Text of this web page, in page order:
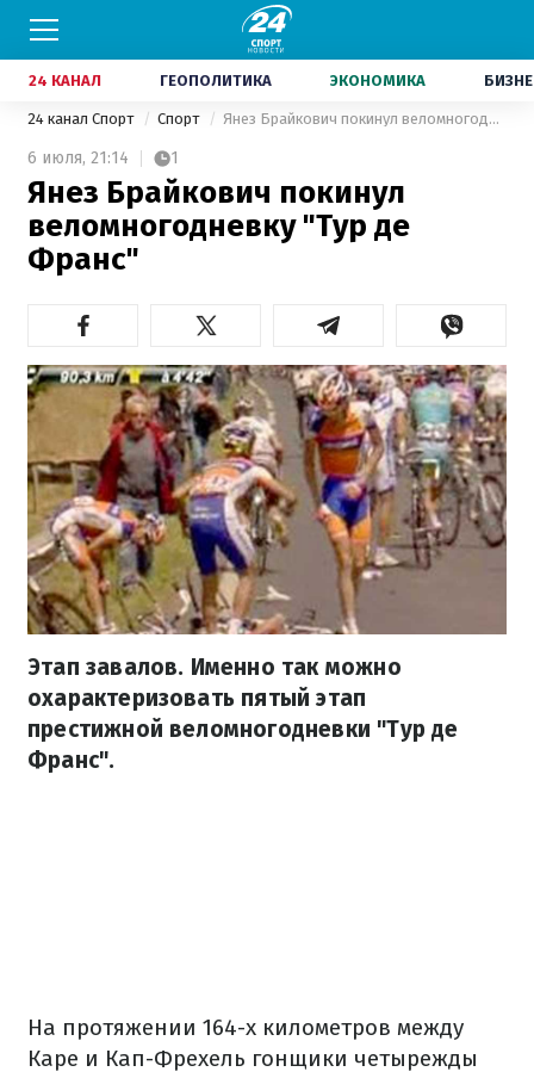
24 КАНАЛ ГЕОПОЛИТИКА ЭКОНОМИКА
24 канал Спорт Спорт Янез Брайкович покинул веломногодневку "Тур де Франс"
6 июля, 21:14 1
Янез Брайкович покинул
веломногодневку "Тур де
Франс"
Этап завалов. Именно так можно
охарактеризовать пятый этап
престижной веломногодневки "Тур де
Франс".
На протяжении 164-х километров между
Каре и Кап-Фрехель гонщики четырежды